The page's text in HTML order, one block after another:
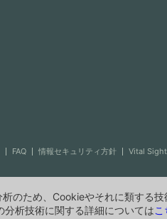
FAQ 情報セキュリティ方針 Vital Sight
のため、Cookieやそれに類する
析技術に関する詳細については